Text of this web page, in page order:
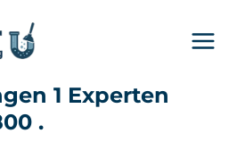
1 Experten
.